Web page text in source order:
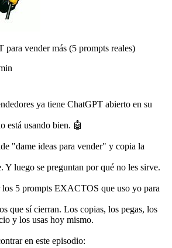
para vender más (5 prompts reales)
ya tiene ChatGPT abierto en su
está usando bien. 🤖
"dame ideas para vender" y copia la
Y luego se preguntan por qué no les sirve.
5 prompts EXACTOS que uso yo para
que sí cierran. Los copias, los pegas, los
y los usas hoy mismo.
en este episodio: